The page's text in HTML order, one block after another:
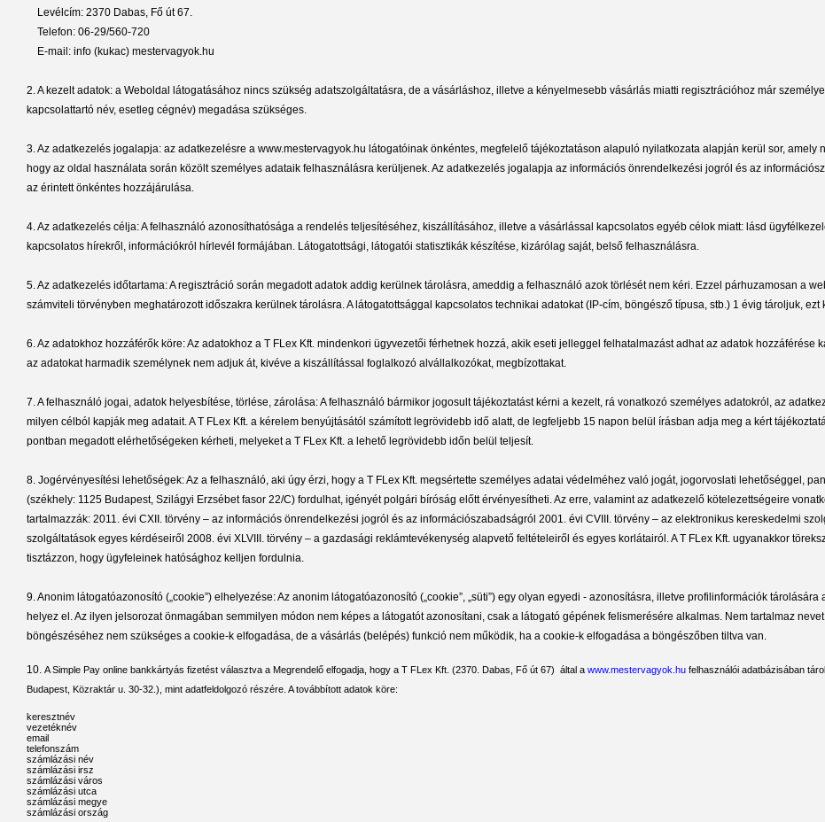
Levélcím: 2370 Dabas, Fő út 67.
Telefon: 06-29/560-720
E-mail: info (kukac) mestervagyok.hu
2. A kezelt adatok: a Weboldal látogatásához nincs szükség adatszolgáltatásra, de a vásárláshoz, illetve a kényelmesebb vásárlás miatti regisztrációhoz már
kapcsolattartó név, esetleg cégnév) megadása szükséges.
3. Az adatkezelés jogalapja: az adatkezelésre a www.mestervagyok.hu látogatóinak önkéntes, megfelelő tájékoztatáson alapuló nyilatkozata alapján kerül sor,
hogy az oldal használata során közölt személyes adataik felhasználásra kerüljenek. Az adatkezelés jogalapja az információs önrendelkezési jogról és az
az érintett önkéntes hozzájárulása.
4. Az adatkezelés célja: A felhasználó azonosíthatósága a rendelés teljesítéséhez, kiszállításához, illetve a vásárlással kapcsolatos egyéb célok miatt: lásd
kapcsolatos hírekről, információkról hírlevél formájában. Látogatottsági, látogatói statisztikák készítése, kizárólag saját, belső felhasználásra.
5. Az adatkezelés időtartama: A regisztráció során megadott adatok addig kerülnek tárolásra, ameddig a felhasználó azok törlését nem kéri. Ezzel párhuzamosan a
számviteli törvényben meghatározott időszakra kerülnek tárolásra. A látogatottsággal kapcsolatos technikai adatokat (IP-cím, böngésző típusa, stb.) 1 évig tároljuk,
6. Az adatokhoz hozzáférők köre: Az adatokhoz a T FLex Kft. mindenkori ügyvezetői férhetnek hozzá, akik eseti jelleggel felhatalmazást adhat az adatok
az adatokat harmadik személynek nem adjuk át, kivéve a kiszállítással foglalkozó alvállalkozókat, megbízottakat.
7. A felhasználó jogai, adatok helyesbítése, törlése, zárolása: A felhasználó bármikor jogosult tájékoztatást kérni a kezelt, rá vonatkozó személyes adatokról, az
milyen célból kapják meg adatait. A T FLex Kft. a kérelem benyújtásától számított legrövidebb idő alatt, de legfeljebb 15 napon belül írásban adja meg a kért
pontban megadott elérhetőségeken kérheti, melyeket a T FLex Kft. a lehető legrövidebb időn belül teljesít.
8. Jogérvényesítési lehetőségek: Az a felhasználó, aki úgy érzi, hogy a T FLex Kft. megsértette személyes adatai védelméhez való jogát, jogorvoslati lehetőséggel,
(székhely: 1125 Budapest, Szilágyi Erzsébet fasor 22/C) fordulhat, igényét polgári bíróság előtt érvényesítheti. Az erre, valamint az adatkezelő kötelezettségeire
tartalmazzák: 2011. évi CXII. törvény – az információs önrendelkezési jogról és az információszabadságról 2001. évi CVIII. törvény – az elektronikus kereskedelmi
szolgáltatások egyes kérdéseiről 2008. évi XLVIII. törvény – a gazdasági reklámtevékenység alapvető feltételeiről és egyes korlátairól. A T FLex Kft. ugyanakkor
tisztázzon, hogy ügyfeleinek hatósághoz kelljen fordulnia.
9. Anonim látogatóazonosító („cookie”) elhelyezése: Az anonim látogatóazonosító („cookie”, „süti”) egy olyan egyedi - azonosításra, illetve profilinformációk
helyez el. Az ilyen jelsorozat önmagában semmilyen módon nem képes a látogatót azonosítani, csak a látogató gépének felismerésére alkalmas. Nem tartalmaz
böngészéséhez nem szükséges a cookie-k elfogadása, de a vásárlás (belépés) funkció nem működik, ha a cookie-k elfogadása a böngészőben tiltva van.
10. A Simple Pay online bankkártyás fizetést választva a Megrendelő elfogadja, hogy a T FLex Kft. (2370. Dabas, Fő út 67) által a www.mestervagyok.hu felhasználói adatbázisában
Budapest, Közraktár u. 30-32.), mint adatfeldolgozó részére. A továbbított adatok köre:
keresztnév
vezetéknév
email
telefonszám
számlázási név
számlázási irsz
számlázási város
számlázási utca
számlázási megye
számlázási ország